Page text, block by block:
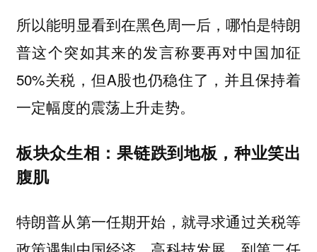
所以能明显看到在黑色周一后，哪怕是特朗
普这个突如其来的发言称要再对中国加征
50%关税，但A股也仍稳住了，并且保持着
一定幅度的震荡上升走势。
板块众生相：果链跌到地板，种业笑出
腹肌
特朗普从第一任期开始，就寻求通过关税等